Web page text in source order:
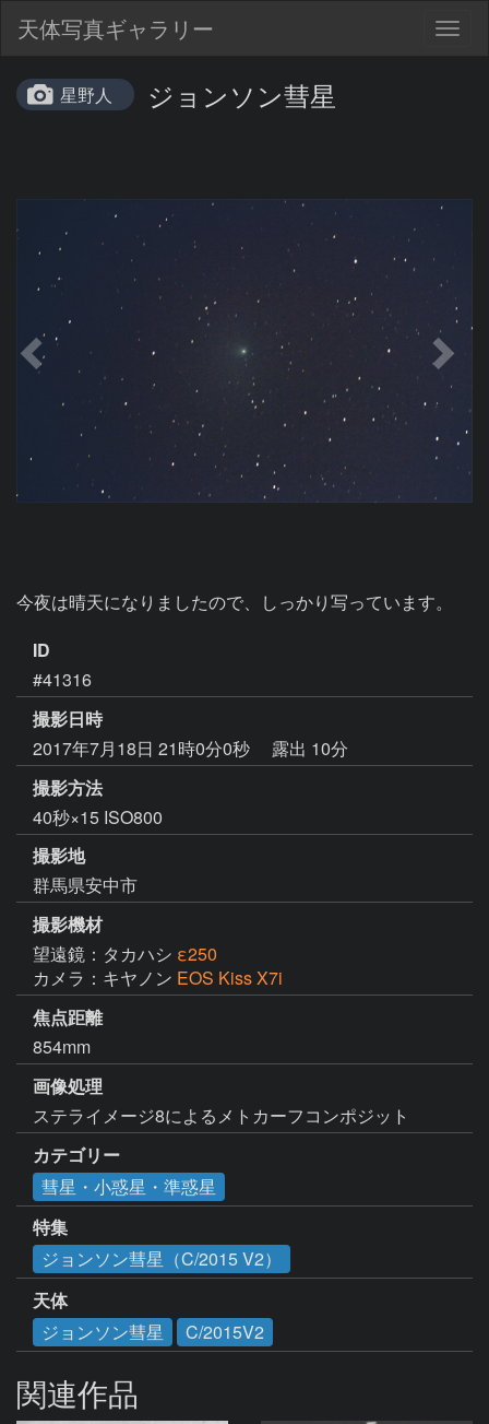
天体写真ギャラリー
星野人 ジョンソン彗星
今夜は晴天になりましたので、しっかり写っています。
ID
#41316
撮影日時
2017年7月18日 21時0分0秒
露出 10分
撮影方法
40秒×15 ISO800
撮影地
群馬県安中市
撮影機材
望遠鏡：タカハシ ε250
カメラ：キヤノン EOS Kiss X7i
焦点距離
854mm
画像処理
ステライメージ8によるメトカーフコンポジット
カテゴリー
彗星・小惑星・準惑星
特集
ジョンソン彗星（C/2015 V2）
天体
ジョンソン彗星
C/2015V2
関連作品